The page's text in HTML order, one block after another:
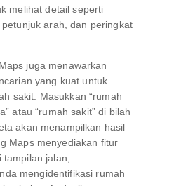
melihat detail seperti
arah, dan peringkat
juga menawarkan
yang kuat untuk
sakit. Masukkan “rumah
atau “rumah sakit” di bilah
akan menampilkan hasil
Maps menyediakan fitur
jalan,
mengidentifikasi rumah